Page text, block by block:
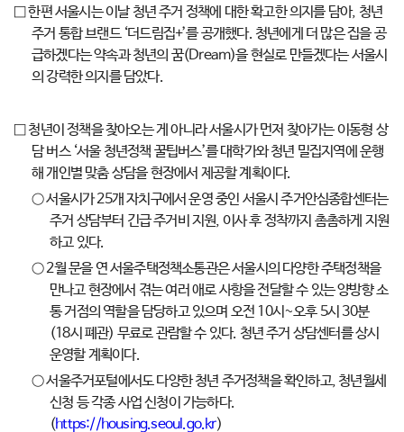
□ 한편 서울시는 이날 청년 주거 정책에 대한 확고한 의지를 담아, 청년
주거 통합 브랜드 ‘더드림집+’를 공개했다. 청년에게 더 많은 집을 공
급하겠다는 약속과 청년의 꿈(Dream)을 현실로 만들겠다는 서울시
의 강력한 의지를 담았다.
□ 청년이 정책을 찾아오는 게 아니라 서울시가 먼저 찾아가는 이동형 상
담 버스 ‘서울 청년정책 꿀팁버스’를 대학가와 청년 밀집지역에 운행
해 개인별 맞춤 상담을 현장에서 제공할 계획이다.
○ 서울시가 25개 자치구에서 운영 중인 서울시 주거안심종합센터는
주거 상담부터 긴급 주거비 지원, 이사 후 정착까지 촘촘하게 지원
하고 있다.
○ 2월 문을 연 서울주택정책소통관은 서울시의 다양한 주택정책을
만나고 현장에서 겪는 여러 애로 사항을 전달할 수 있는 양방향 소
통 거점의 역할을 담당하고 있으며 오전 10시~오후 5시 30분
(18시 폐관) 무료로 관람할 수 있다. 청년 주거 상담센터를 상시
운영할 계획이다.
○ 서울주거포털에서도 다양한 청년 주거정책을 확인하고, 청년월세
신청 등 각종 사업 신청이 가능하다.
(https://housing.seoul.go.kr)